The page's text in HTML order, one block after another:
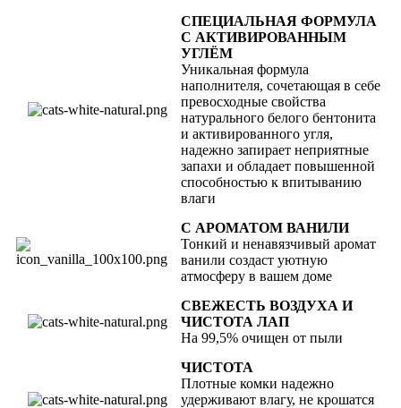
СПЕЦИАЛЬНАЯ ФОРМУЛА
С АКТИВИРОВАННЫМ
УГЛЁМ
Уникальная формула
наполнителя, сочетающая в себе
превосходные свойства
натурального белого бентонита
и активированного угля,
надежно запирает неприятные
запахи и обладает повышенной
способностью к впитыванию
влаги
С АРОМАТОМ ВАНИЛИ
Тонкий и ненавязчивый аромат
ванили создаст уютную
атмосферу в вашем доме
СВЕЖЕСТЬ ВОЗДУХА И
ЧИСТОТА ЛАП
На 99,5% очищен от пыли
ЧИСТОТА
Плотные комки надежно
удерживают влагу, не крошатся